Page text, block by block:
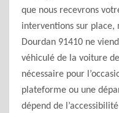
que nous recevrons
interventions sur place,
Dourdan 91410 ne
véhiculé de la voiture
nécessaire pour
plateforme ou une
dépend de